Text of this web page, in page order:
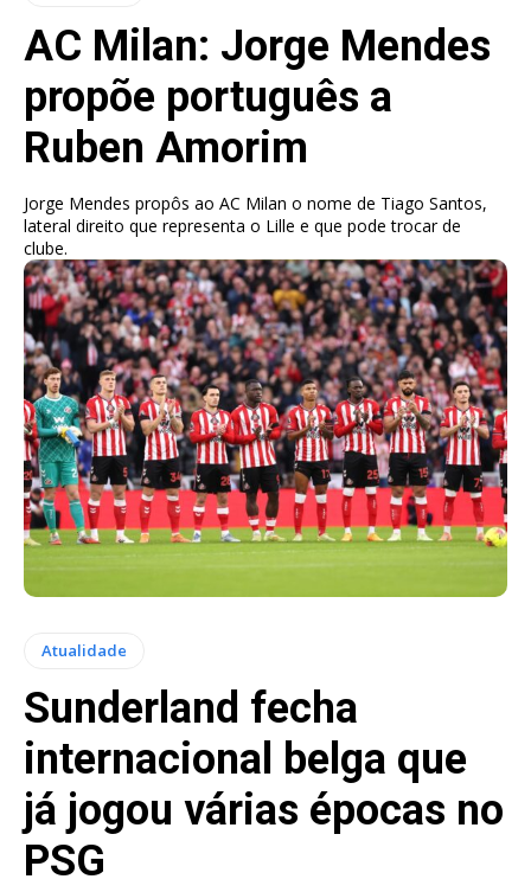
AC Milan: Jorge Mendes
propõe português a
Ruben Amorim
Jorge Mendes propôs ao AC Milan o nome de Tiago Santos,
lateral direito que representa o Lille e que pode trocar de
clube.
Atualidade
Sunderland fecha
internacional belga que
já jogou várias épocas no
PSG